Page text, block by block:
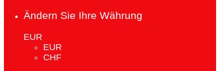
Ändern Sie Ihre Währung
EUR
EUR
CHF